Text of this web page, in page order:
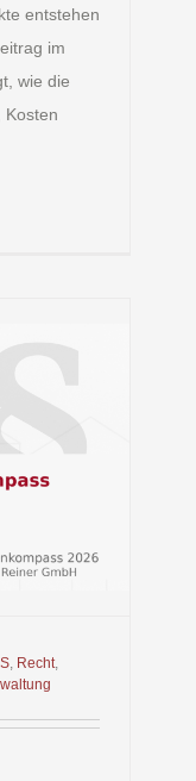
entstehen
im
wie die
Kosten
, Recht,